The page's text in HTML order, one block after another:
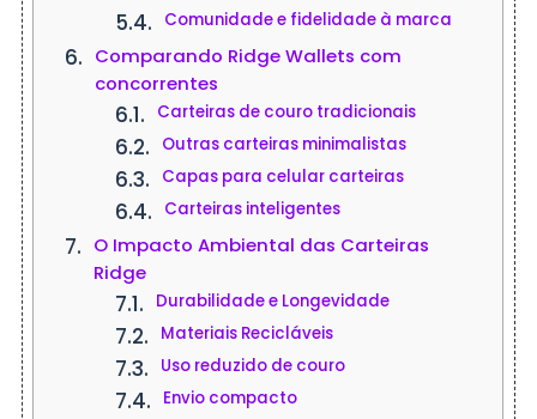
Comunidade e fidelidade à marca
Comparando Ridge Wallets com
concorrentes
Carteiras de couro tradicionais
Outras carteiras minimalistas
Capas para celular carteiras
Carteiras inteligentes
O Impacto Ambiental das Carteiras
Ridge
Durabilidade e Longevidade
Materiais Recicláveis
Uso reduzido de couro
Envio compacto